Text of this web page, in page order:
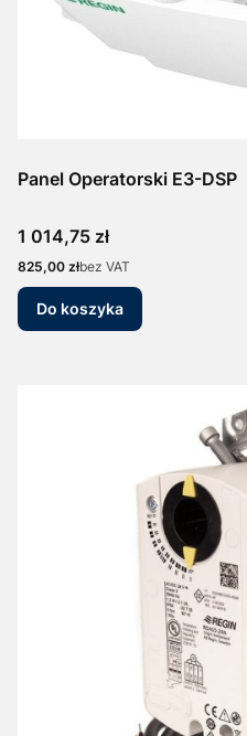
Panel Operatorski E3-DSP
Cena
1 014,75 zł
Cena
825,00 złbez VAT
Do koszyka